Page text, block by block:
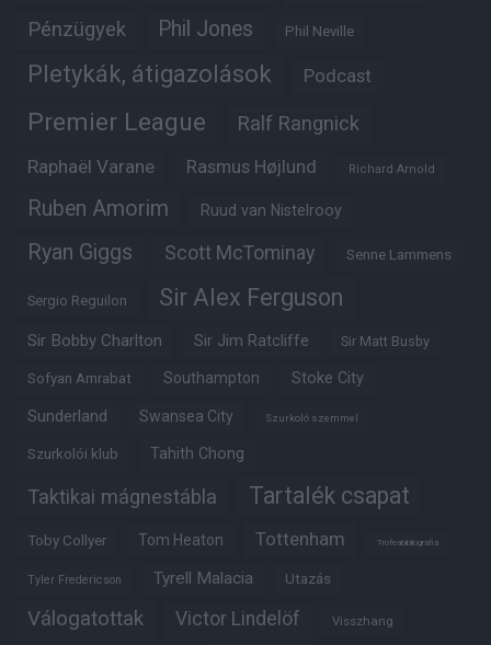
Pénzügyek Phil Jones Phil Neville
Pletykák, átigazolások Podcast
Premier League Ralf Rangnick
Raphaël Varane Rasmus Højlund Richard Arnold
Ruben Amorim Ruud van Nistelrooy
Ryan Giggs Scott McTominay Senne Lammens
Sergio Reguilon Sir Alex Ferguson
Sir Bobby Charlton Sir Jim Ratcliffe Sir Matt Busby
Sofyan Amrabat Southampton Stoke City
Sunderland Swansea City Szurkoló szemmel
Szurkolói klub Tahith Chong
Taktikai mágnestábla Tartalék csapat
Toby Collyer Tom Heaton Tottenham Trófeabibliográfia
Tyler Fredericson Tyrell Malacia Utazás
Válogatottak Victor Lindelöf Visszhang